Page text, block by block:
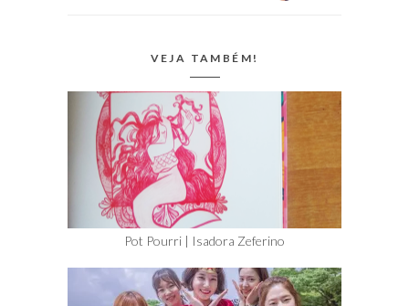
VEJA TAMBÉM!
Pot Pourri | Isadora Zeferino